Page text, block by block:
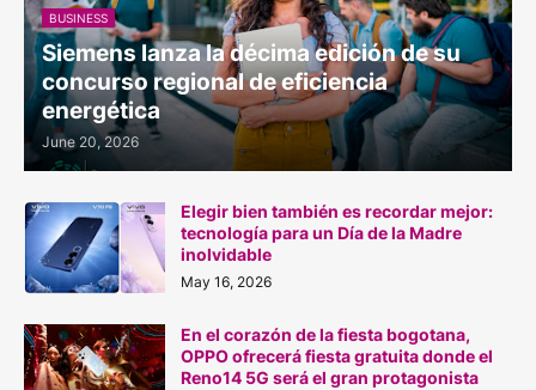
BUSINESS
Siemens lanza la décima edición de su
concurso regional de eficiencia
energética
June 20, 2026
Elegir bien también es recordar mejor:
tecnología para un Día de la Madre
inolvidable
May 16, 2026
En el corazón de la fiesta bogotana,
OPPO ofrecerá fiesta gratuita donde el
Reno14 5G será el gran protagonista